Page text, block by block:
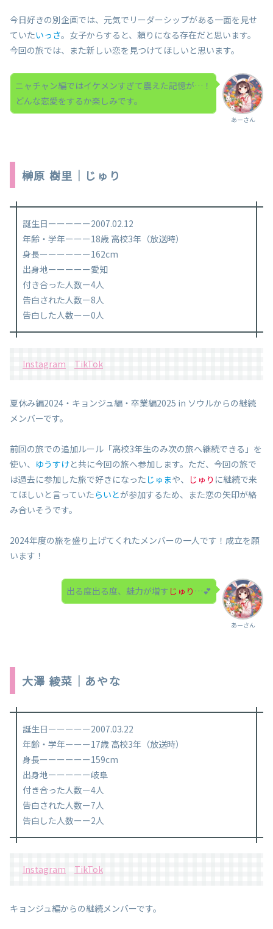
今日好きの別企画では、元気でリーダーシップがある一面を見せ
ていたいっさ。女子からすると、頼りになる存在だと思います。
今回の旅では、また新しい恋を見つけてほしいと思います。
あーさん
ニャチャン編ではイケメンすぎて震えた記憶が…！
どんな恋愛をするか楽しみです。
榊原 樹里｜じゅり
誕生日ーーーーー2007.02.12
年齢・学年ーーー18歳 高校3年（放送時）
身長ーーーーーー162cm
出身地ーーーーー愛知
付き合った人数ー4人
告白された人数ー8人
告白した人数ーー0人
Instagram TikTok
夏休み編2024・キョンジュ編・卒業編2025 in ソウルからの継続
メンバーです。
前回の旅での追加ルール「高校3年生のみ次の旅へ継続できる」を
使い、 ゆうすけと共に今回の旅へ参加します。ただ、今回の旅で
は過去に参加した旅で好きになった じゅまや、 じゅり に継続で来
てほしいと言っていたらいとが参加するため、また恋の矢印が絡
み合いそうです。
2024年度の旅を盛り上げてくれたメンバーの一人です！成立を願
います！
あーさん
出る度出る度、魅力が増す じゅり …💕
大澤 綾菜｜あやな
誕生日ーーーーー2007.03.22
年齢・学年ーーー17歳 高校3年（放送時）
身長ーーーーーー159cm
出身地ーーーーー岐阜
付き合った人数ー4人
告白された人数ー7人
告白した人数ーー2人
Instagram TikTok
キョンジュ編からの継続メンバーです。